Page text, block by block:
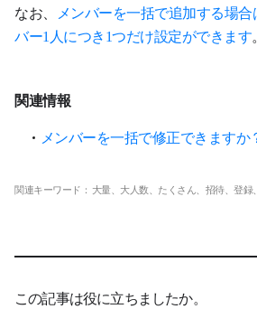
なお、 メンバーを一括で追加する場
バー1人につき1つだけ設定ができます。
関連情報
メンバーを一括で修正できますか
関連キーワード： 大量、大人数、たくさん、招待、登録
この記事は役に立ちましたか。